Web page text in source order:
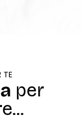
TE
per